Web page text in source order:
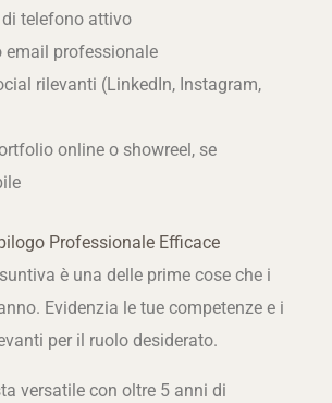
di telefono attivo
email professionale
rilevanti (LinkedIn, Instagram,
online o showreel, se
Professionale Efficace
è una delle prime cose che i
Evidenzia le tue competenze e i
per il ruolo desiderato.
versatile con oltre 5 anni di